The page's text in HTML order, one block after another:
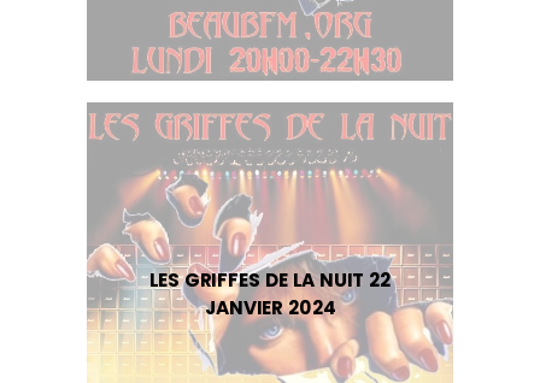
LES GRIFFES DE LA NUIT 22
JANVIER 2024